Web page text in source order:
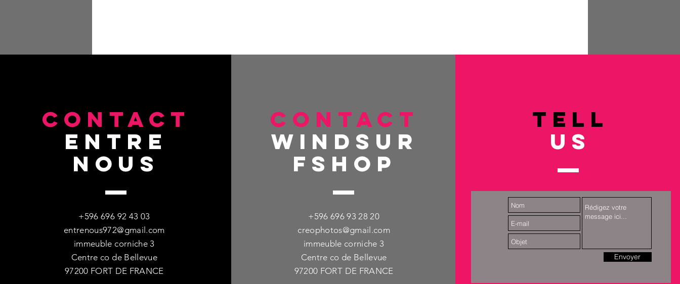
CONTACT
entre
nous
+596 696 92 43 03
entrenous972@gmail.com
immeuble corniche 3
Centre co de Bellevue
97200 FORT DE FRANCE
CONTACT
windsur
fshop
+596 696 93 28 20
creophotos@gmail.com
immeuble corniche 3
Centre co de Bellevue
97200 FORT DE FRANCE
TELL
US
Envoyer